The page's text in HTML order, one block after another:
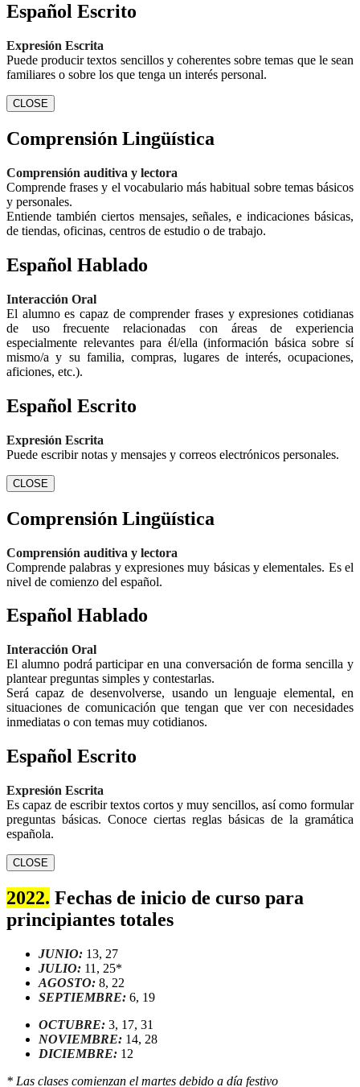
Español Escrito
Expresión Escrita
Puede producir textos sencillos y coherentes sobre temas que le sean
familiares o sobre los que tenga un interés personal.
CLOSE
Comprensión Lingüística
Comprensión auditiva y lectora
Comprende frases y el vocabulario más habitual sobre temas básicos
y personales.
Entiende también ciertos mensajes, señales, e indicaciones básicas,
de tiendas, oficinas, centros de estudio o de trabajo.
Español Hablado
Interacción Oral
El alumno es capaz de comprender frases y expresiones cotidianas
de uso frecuente relacionadas con áreas de experiencia
especialmente relevantes para él/ella (información básica sobre sí
mismo/a y su familia, compras, lugares de interés, ocupaciones,
aficiones, etc.).
Español Escrito
Expresión Escrita
Puede escribir notas y mensajes y correos electrónicos personales.
CLOSE
Comprensión Lingüística
Comprensión auditiva y lectora
Comprende palabras y expresiones muy básicas y elementales. Es el
nivel de comienzo del español.
Español Hablado
Interacción Oral
El alumno podrá participar en una conversación de forma sencilla y
plantear preguntas simples y contestarlas.
Será capaz de desenvolverse, usando un lenguaje elemental, en
situaciones de comunicación que tengan que ver con necesidades
inmediatas o con temas muy cotidianos.
Español Escrito
Expresión Escrita
Es capaz de escribir textos cortos y muy sencillos, así como formular
preguntas básicas. Conoce ciertas reglas básicas de la gramática
española.
CLOSE
2022. Fechas de inicio de curso para
principiantes totales
JUNIO: 13, 27
JULIO: 11, 25*
AGOSTO: 8, 22
SEPTIEMBRE: 6, 19
OCTUBRE: 3, 17, 31
NOVIEMBRE: 14, 28
DICIEMBRE: 12
* Las clases comienzan el martes debido a día festivo